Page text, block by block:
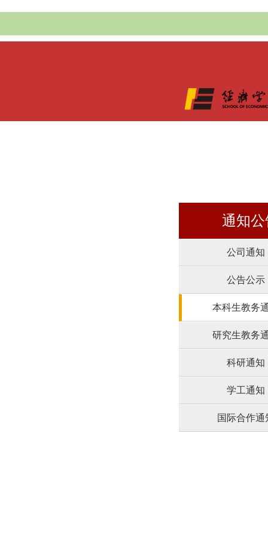
通知公
公司通知
公告公示
本科生教务
研究生教务
科研通知
学工通知
国际合作通